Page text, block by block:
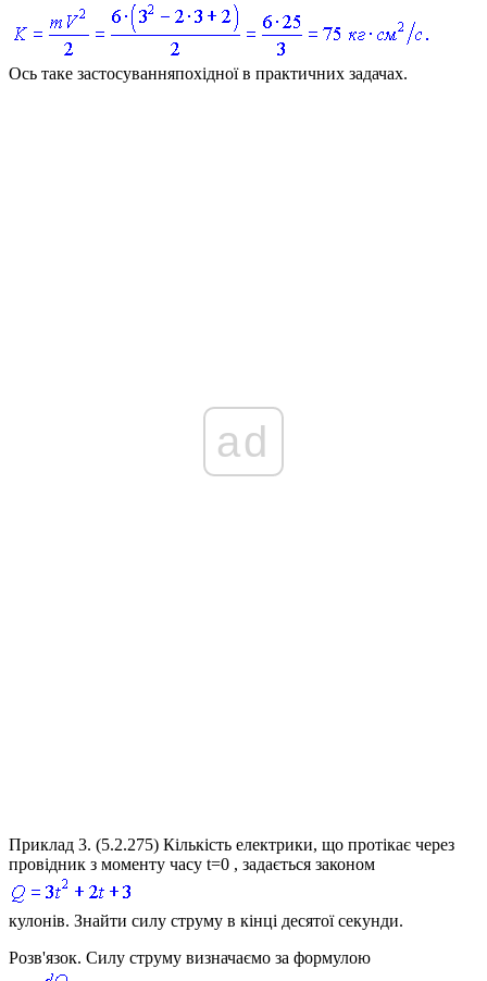
Ось таке застосуванняпохідної в практичних задачах.
ad
Приклад 3. (5.2.275) Кількість електрики, що протікає через
провідник з моменту часу t=0 , задається законом
кулонів. Знайти силу струму в кінці десятої секунди.
Розв'язок. Силу струму визначаємо за формулою